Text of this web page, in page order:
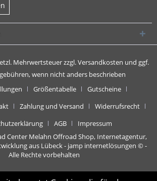
Mehrwertsteuer zzgl.Versandkosten und ggf.
wenn nicht anders beschrieben
Größentabelle
Gutscheine
Zahlung und Versand
Widerrufsrecht
AGB
Impressum
Center Melahn Offroad Shop, Internetagentur,
aus Lübeck - jamp internetlösungen © -
Alle Rechte vorbehalten